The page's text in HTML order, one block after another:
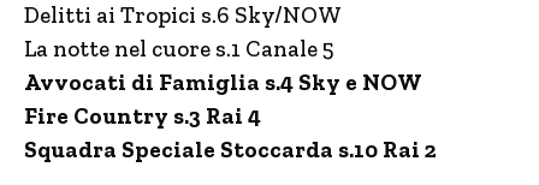
Delitti ai Tropici s.6 Sky/NOW
La notte nel cuore s.1 Canale 5
Avvocati di Famiglia s.4 Sky e NOW
Fire Country s.3 Rai 4
Squadra Speciale Stoccarda s.10 Rai 2